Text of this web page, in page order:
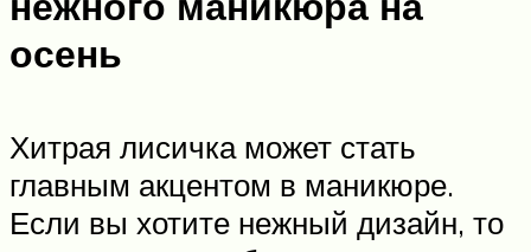
осень
Хитрая лисичка может стать
главным акцентом в маникюре.
Если вы хотите нежный дизайн, то